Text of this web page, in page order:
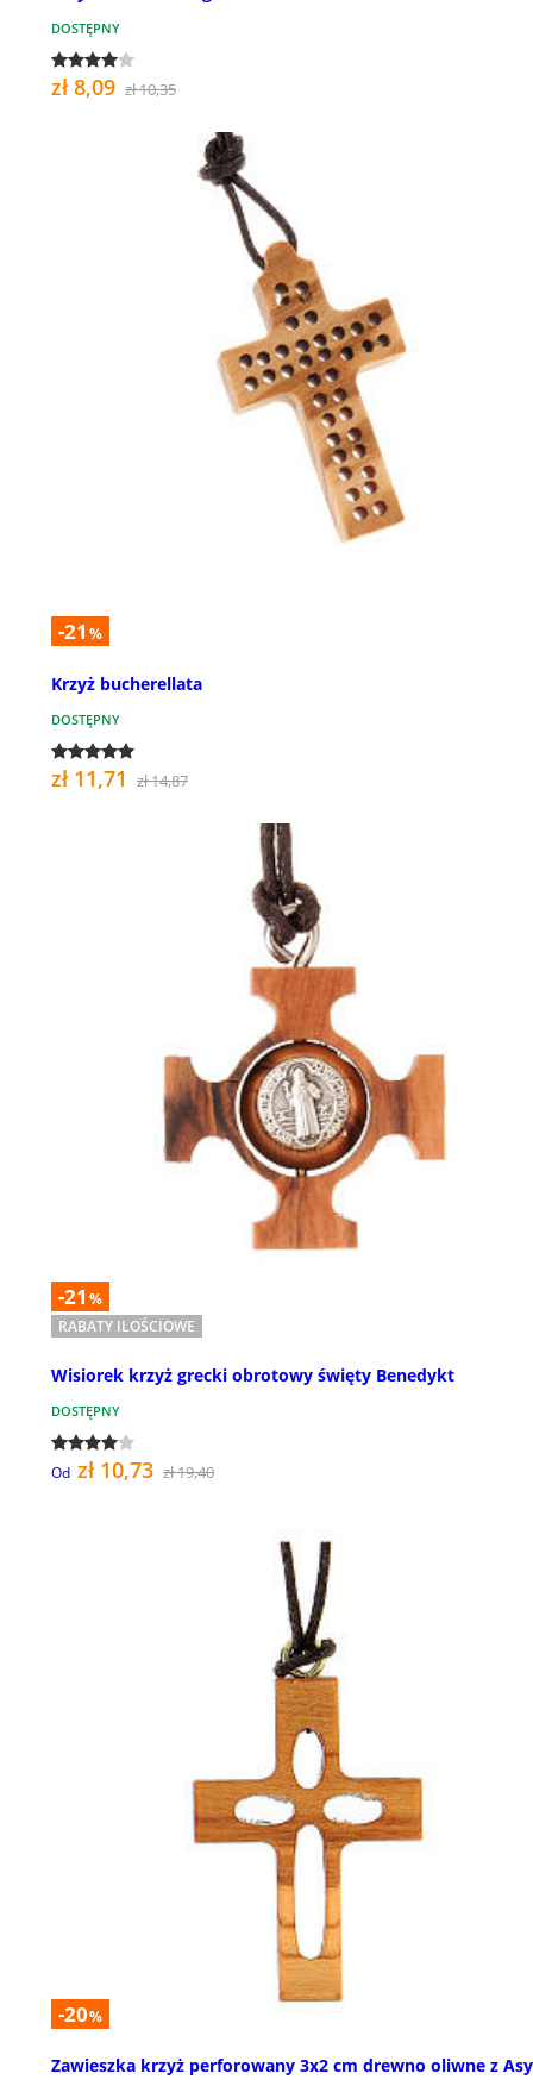
DOSTĘPNY
zł 8,09 zł 10,35
-21 %
Krzyż bucherellata
DOSTĘPNY
zł 11,71 zł 14,87
-21 %
RABATY ILOŚCIOWE
Wisiorek krzyż grecki obrotowy święty Benedykt
DOSTĘPNY
Od zł 10,73 zł 19,40
-20%
Zawieszka krzyż perforowany 3x2 cm drewno oliwne z